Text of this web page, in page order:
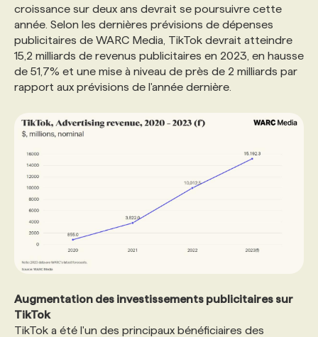
PROGRAMMES DE SUBVENTIONS
FAQ
croissance sur deux ans devrait se poursuivre cette
année. Selon les dernières prévisions de dépenses
publicitaires de WARC Media, TikTok devrait atteindre
15,2 milliards de revenus publicitaires en 2023, en hausse
de 51,7% et une mise à niveau de près de 2 milliards par
rapport aux prévisions de l'année dernière.
Augmentation des investissements publicitaires sur
TikTok
TikTok a été l'un des principaux bénéficiaires des